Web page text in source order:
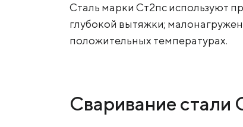
Сталь марки Ст2пс используют
глубокой вытяжки;
положительных температурах.
Сваривание стали